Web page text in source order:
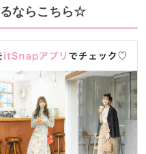
ならこちら☆